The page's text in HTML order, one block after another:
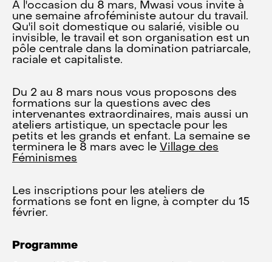
A l'occasion du 8 mars, Mwasi vous invite à
une semaine afroféministe autour du travail.
Qu'il soit domestique ou salarié, visible ou
invisible, le travail et son organisation est un
pôle centrale dans la domination patriarcale,
raciale et capitaliste.
Du 2 au 8 mars nous vous proposons des
formations sur la questions avec des
intervenantes extraordinaires, mais aussi un
ateliers artistique, un spectacle pour les
petits et les grands et enfant. La semaine se
terminera le 8 mars avec le Village des
Féminismes
Les inscriptions pour les ateliers de
formations se font en ligne, à compter du 15
février.
Programme